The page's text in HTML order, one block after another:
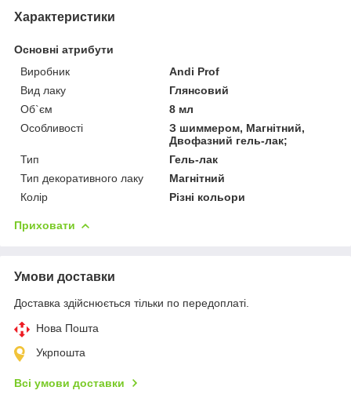
Характеристики
Основні атрибути
Виробник
Andi Prof
Вид лаку
Глянсовий
Об`єм
8 мл
Особливості
З шиммером, Магнітний,
Двофазний гель-лак;
Тип
Гель-лак
Тип декоративного лаку
Магнітний
Колір
Різні кольори
Приховати
Умови доставки
Доставка здійснюється тільки по передоплаті.
Нова Пошта
Укрпошта
Всі умови доставки